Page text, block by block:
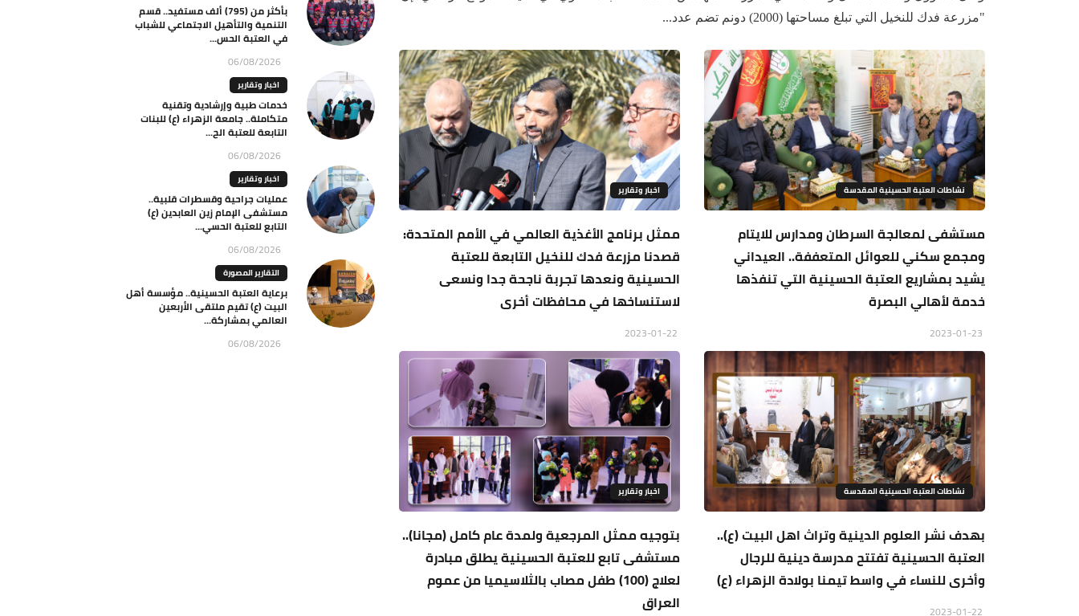
"مزرعة فدك للنخيل التي تبلغ مساحتها (2000) دونم تضم عدد...
نشاطات العتبة الحسينية المقدسة
مستشفى لمعالجة السرطان ومدارس للايتام
ومجمع سكني للعوائل المتعففة.. العيداني
يشيد بمشاريع العتبة الحسينية التي تنفذها
خدمة لأهالي البصرة
اخبار وتقارير
ممثل برنامج الأغذية العالمي في الأمم المتحدة:
قصدنا مزرعة فدك للنخيل التابعة للعتبة
الحسينية ونعدها تجربة ناجحة جدا ونسعى
لاستنساخها في محافظات أخرى
نشاطات العتبة الحسينية المقدسة
بهدف نشر العلوم الدينية وتراث اهل البيت (ع)..
العتبة الحسينية تفتتح مدرسة دينية للرجال
وأخرى للنساء في واسط تيمنا بولادة الزهراء (ع)
اخبار وتقارير
بتوجيه ممثل المرجعية ولمدة عام كامل (مجانا)..
مستشفى تابع للعتبة الحسينية يطلق مبادرة
لعلاج (100) طفل مصاب بالثلاسيميا من عموم
العراق
بأكثر من (795) ألف مستفيد.. قسم
التنمية والتأهيل الاجتماعي للشباب
في العتبة الحس...
06/08/2026
اخبار وتقارير
خدمات طبية وإرشادية وتقنية
متكاملة.. جامعة الزهراء (ع) للبنات
التابعة للعتبة الح...
06/08/2026
اخبار وتقارير
عمليات جراحية وقسطرات قلبية..
مستشفى الإمام زين العابدين (ع)
التابع للعتبة الحسي...
06/08/2026
التقارير المصورة
برعاية العتبة الحسينية.. مؤسسة أهل
البيت (ع) تقيم ملتقى الأربعين
العالمي بمشاركة...
06/08/2026